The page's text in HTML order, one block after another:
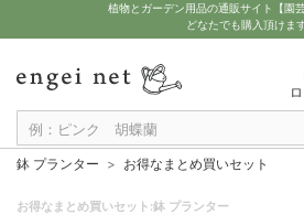
植物とガーデン用品の通販サイト【園
どなたでも購入頂けま
鉢 プランター お得なまとめ買いセット
お得なまとめ買いセット:鉢 プランター